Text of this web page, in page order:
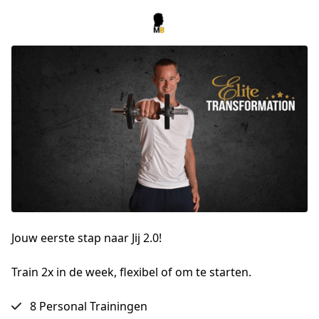
Jouw eerste stap naar Jij 2.0!
Train 2x in de week, flexibel of om te starten.
8 Personal Trainingen